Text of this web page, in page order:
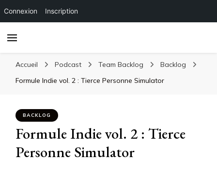
Connexion Inscription
Accueil Podcast Team Backlog
Backlog
Formule Indie vol. 2 : Tierce Personne Simulator
BACKLOG
Formule Indie vol. 2 : Tierce
Personne Simulator